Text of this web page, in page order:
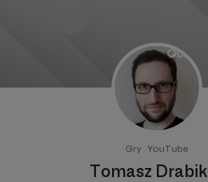
Gry YouTube
Tomasz Drabik